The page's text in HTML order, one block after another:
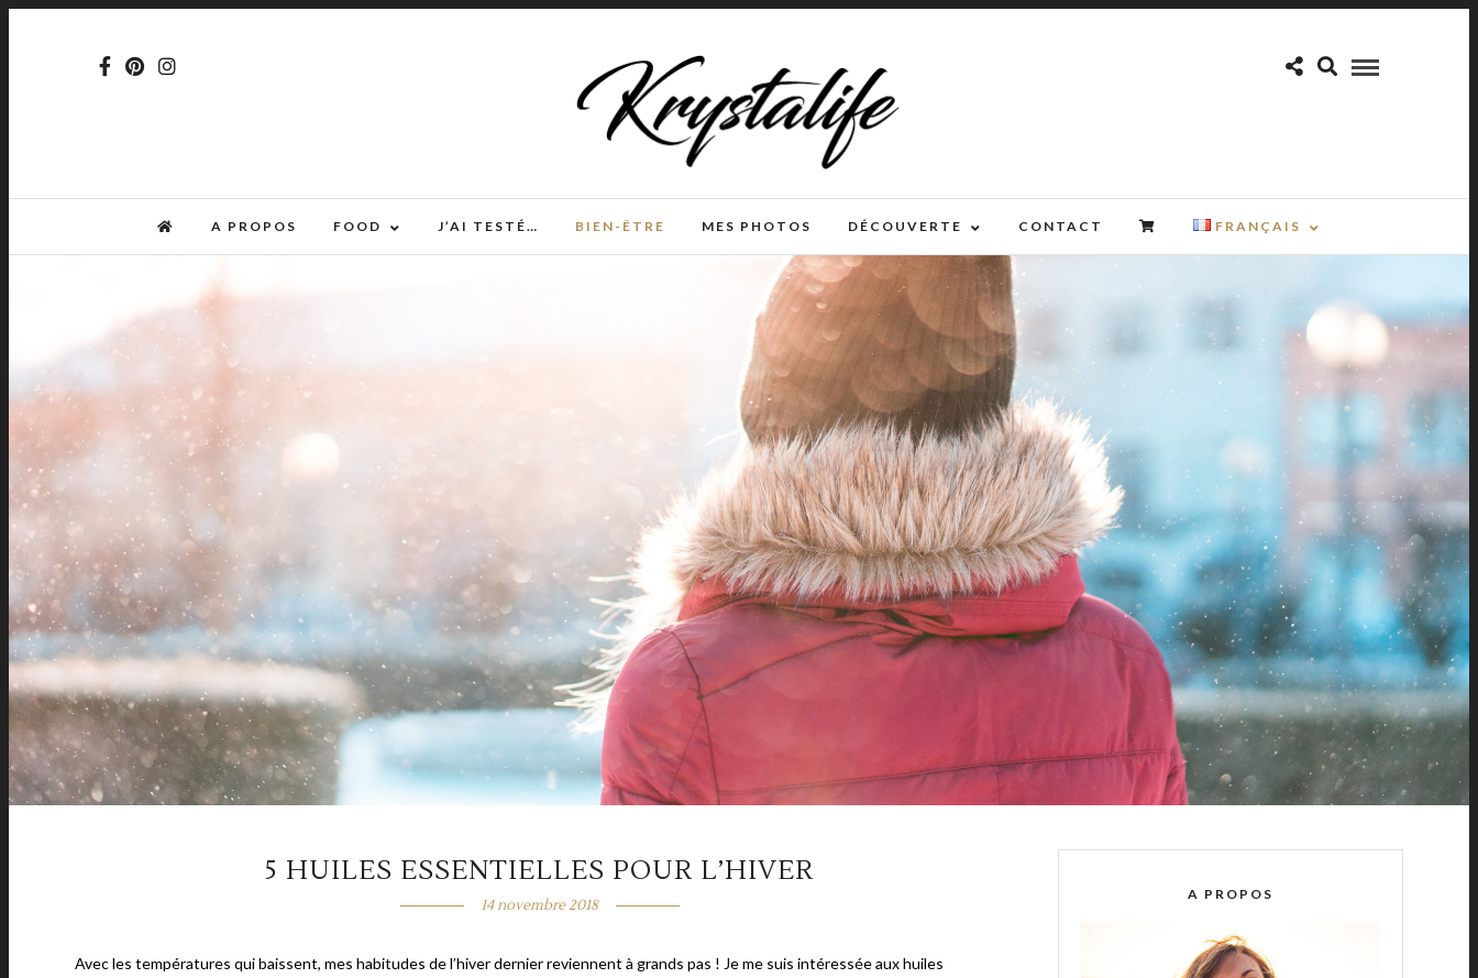
A PROPOS FOOD J’AI TESTÉ… BIEN-ÊTRE MES PHOTOS DÉCOUVERTE CONTACT FRANÇAIS
5 HUILES ESSENTIELLES POUR L’HIVER
14 novembre 2018
Avec les températures qui baissent, mes habitudes de l’hiver dernier reviennent à grands pas ! Je me suis intéressée aux huiles
A PROPOS